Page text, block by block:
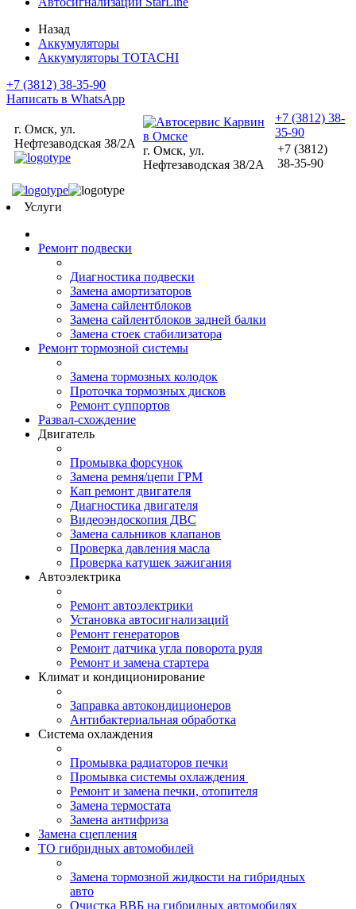
Назад
Аккумуляторы
Аккумуляторы TOTACHI
+7 (3812) 38-35-90
Написать в WhatsApp
г. Омск, ул.
Нефтезаводская 38/2А
г. Омск, ул.
Нефтезаводская 38/2А
+7 (3812) 38-
35-90
+7 (3812)
38-35-90
Услуги
Ремонт подвески
Диагностика подвески
Замена амортизаторов
Замена сайлентблоков
Замена сайлентблоков задней балки
Замена стоек стабилизатора
Ремонт тормозной системы
Замена тормозных колодок
Проточка тормозных дисков
Ремонт суппортов
Развал-схождение
Двигатель
Промывка форсунок
Замена ремня/цепи ГРМ
Кап ремонт двигателя
Диагностика двигателя
Видеоэндоскопия ДВС
Замена сальников клапанов
Проверка давления масла
Проверка катушек зажигания
Автоэлектрика
Ремонт автоэлектрики
Установка автосигнализаций
Ремонт генераторов
Ремонт датчика угла поворота руля
Ремонт и замена стартера
Климат и кондиционирование
Заправка автокондиционеров
Антибактериальная обработка
Система охлаждения
Промывка радиаторов печки
Промывка системы охлаждения
Ремонт и замена печки, отопителя
Замена термостата
Замена антифриза
Замена сцепления
ТО гибридных автомобилей
Замена тормозной жидкости на гибридных
авто
Очистка ВВБ на гибридных автомобилях